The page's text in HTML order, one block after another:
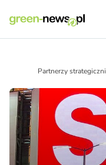
Partnerzy strategiczni